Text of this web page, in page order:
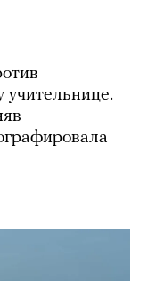
учительнице.